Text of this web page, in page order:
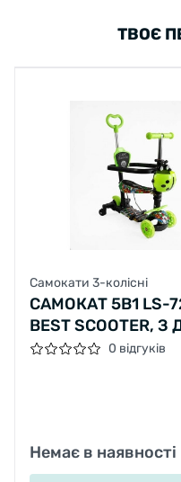
ТВОЄ
Самокати 3-колісні
САМОКАТ 5В1 LS-
BEST SCOOTER, З
КОЛІСАМИ0 відгуків
Немає в наявності